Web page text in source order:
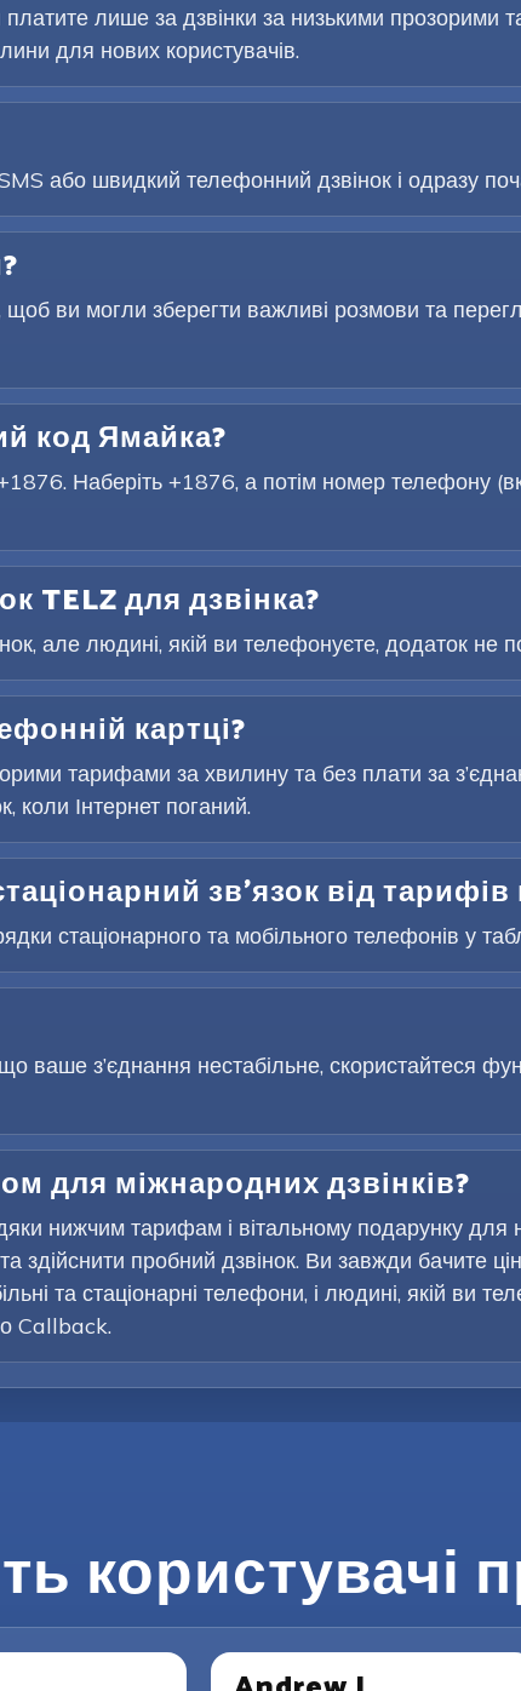
лише за дзвінки за низькими прозорими
для нових користувачів.
або швидкий телефонний дзвінок і одразу
ви могли зберегти важливі розмови та
код Ямайка?
Наберіть +1876, а потім номер телефону
TELZ для дзвінка?
але людині, якій ви телефонуєте, додаток не
картці?
тарифами за хвилину та без плати за
коли Інтернет поганий.
зв’язок від
стаціонарного та мобільного телефонів у
ваше з’єднання нестабільне, скористайтеся
для міжнародних дзвінків?
нижчим тарифам і вітальному подарунку для
здійснити пробний дзвінок. Ви завжди бачите
та стаціонарні телефони, і людині, якій ви
Callback.
користувачі